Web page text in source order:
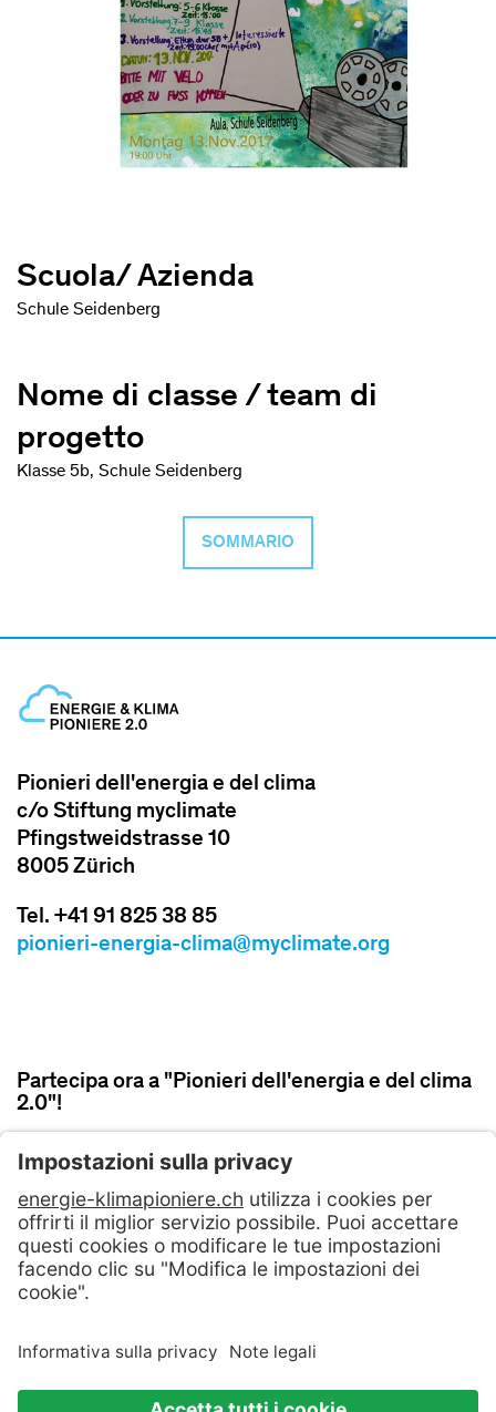
Scuola/ Azienda
Schule Seidenberg
Nome di classe / team di
progetto
Klasse 5b, Schule Seidenberg
SOMMARIO
Pionieri dell'energia e del clima
c/o Stiftung myclimate
Pfingstweidstrasse 10
8005 Zürich
Tel. +41 91 825 38 85
pionieri-energia-clima@myclimate.org
Partecipa ora a "Pionieri dell'energia e del clima
2.0"!
ISCRIVITI ORA
Condizzioni Generali di contratto